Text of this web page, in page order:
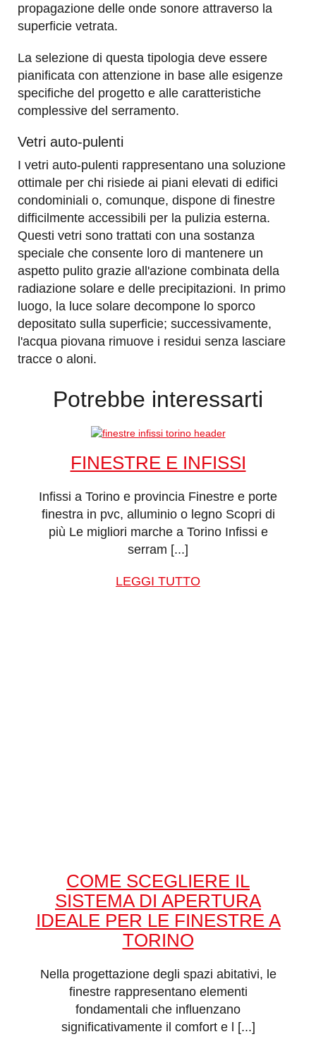
propagazione delle onde sonore attraverso la
superficie vetrata.
La selezione di questa tipologia deve essere
pianificata con attenzione in base alle esigenze
specifiche del progetto e alle caratteristiche
complessive del serramento.
Vetri auto-pulenti
I vetri auto-pulenti rappresentano una soluzione
ottimale per chi risiede ai piani elevati di edifici
condominiali o, comunque, dispone di finestre
difficilmente accessibili per la pulizia esterna.
Questi vetri sono trattati con una sostanza
speciale che consente loro di mantenere un
aspetto pulito grazie all'azione combinata della
radiazione solare e delle precipitazioni. In primo
luogo, la luce solare decompone lo sporco
depositato sulla superficie; successivamente,
l'acqua piovana rimuove i residui senza lasciare
tracce o aloni.
Potrebbe interessarti
FINESTRE E INFISSI
Infissi a Torino e provincia Finestre e porte
finestra in pvc, alluminio o legno Scopri di
più Le migliori marche a Torino Infissi e
serram [...]
LEGGI TUTTO
COME SCEGLIERE IL
SISTEMA DI APERTURA
IDEALE PER LE FINESTRE A
TORINO
Nella progettazione degli spazi abitativi, le
finestre rappresentano elementi
fondamentali che influenzano
significativamente il comfort e l [...]